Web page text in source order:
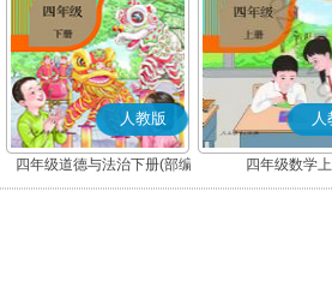
人教版
四年级道德与法治下册(部编
版)
人
四年级数学